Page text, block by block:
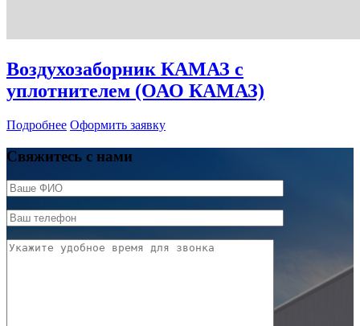
Воздухозаборник КАМАЗ с
уплотнителем (ОАО КАМАЗ)
Подробнее Оформить заявку
Свяжитесь с нами